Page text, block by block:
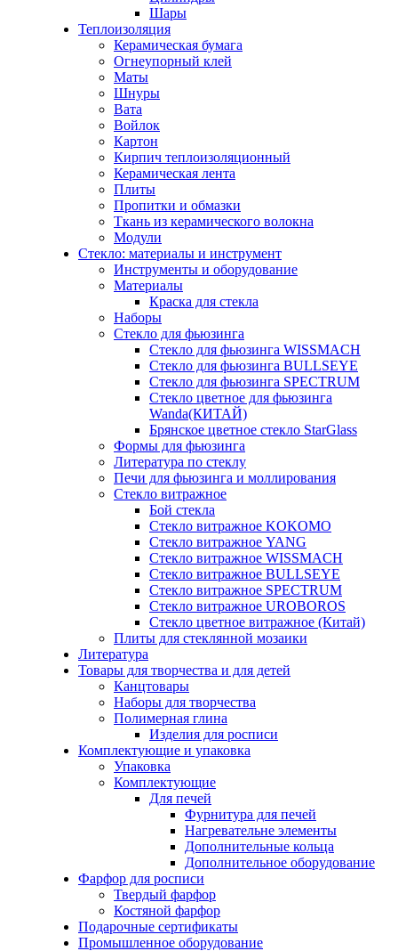
Шары
Теплоизоляция
Керамическая бумага
Огнеупорный клей
Маты
Шнуры
Вата
Войлок
Картон
Кирпич теплоизоляционный
Керамическая лента
Плиты
Пропитки и обмазки
Ткань из керамического волокна
Модули
Стекло: материалы и инструмент
Инструменты и оборудование
Материалы
Краска для стекла
Наборы
Стекло для фьюзинга
Стекло для фьюзинга WISSMACH
Стекло для фьюзинга BULLSEYE
Стекло для фьюзинга SPECTRUM
Стекло цветное для фьюзинга
Wanda(КИТАЙ)
Брянское цветное стекло StarGlass
Формы для фьюзинга
Литература по стеклу
Печи для фьюзинга и моллирования
Стекло витражное
Бой стекла
Стекло витражное KOKOMO
Стекло витражное YANG
Стекло витражное WISSMACH
Стекло витражное BULLSEYE
Стекло витражное SPECTRUM
Стекло витражное UROBOROS
Стекло цветное витражное (Китай)
Плиты для стеклянной мозаики
Литература
Товары для творчества и для детей
Канцтовары
Наборы для творчества
Полимерная глина
Изделия для росписи
Комплектующие и упаковка
Упаковка
Комплектующие
Для печей
Фурнитура для печей
Нагревательне элементы
Дополнительные кольца
Дополнительное оборудование
Фарфор для росписи
Твердый фарфор
Костяной фарфор
Подарочные сертификаты
Промышленное оборудование